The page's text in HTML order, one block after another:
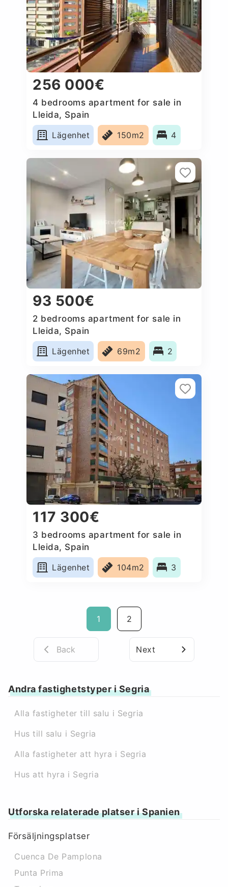
256 000€
4 bedrooms apartment for sale in
Lleida, Spain
Lägenhet
150m2 4
93 500€
2 bedrooms apartment for sale in
Lleida, Spain
Lägenhet
69m2 2
117 300€
3 bedrooms apartment for sale in
Lleida, Spain
Lägenhet
104m2 3
1 2
Back Next
Andra fastighetstyper i Segria
Alla fastigheter till salu i Segria
Hus till salu i Segria
Alla fastigheter att hyra i Segria
Hus att hyra i Segria
Utforska relaterade platser i Spanien
Försäljningsplatser
Cuenca De Pamplona
Punta Prima